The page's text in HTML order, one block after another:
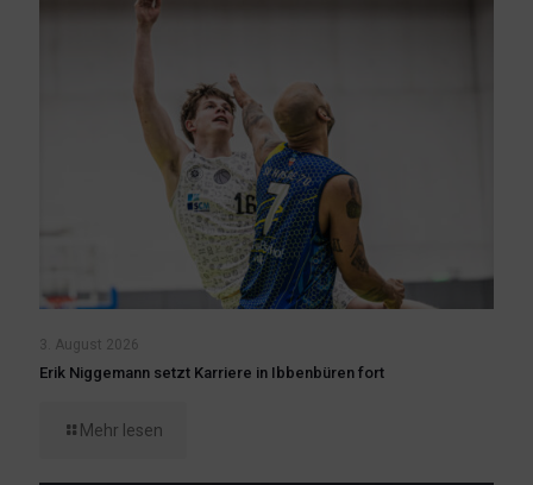
3. August 2026
Erik Niggemann setzt Karriere in Ibbenbüren fort
Mehr lesen